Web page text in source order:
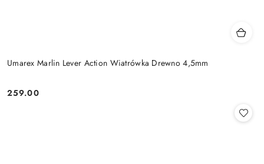
Umarex Marlin Lever Action Wiatrówka Drewno 4,5mm
Cena:
259.00